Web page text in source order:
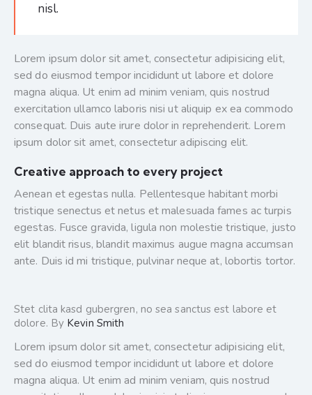
nisl.
Lorem ipsum dolor sit amet, consectetur adipisicing elit,
sed do eiusmod tempor incididunt ut labore et dolore
magna aliqua. Ut enim ad minim veniam, quis nostrud
exercitation ullamco laboris nisi ut aliquip ex ea commodo
consequat. Duis aute irure dolor in reprehenderit. Lorem
ipsum dolor sit amet, consectetur adipiscing elit.
Creative approach to every project
Aenean et egestas nulla. Pellentesque habitant morbi
tristique senectus et netus et malesuada fames ac turpis
egestas. Fusce gravida, ligula non molestie tristique, justo
elit blandit risus, blandit maximus augue magna accumsan
ante. Duis id mi tristique, pulvinar neque at, lobortis tortor.
Stet clita kasd gubergren, no sea sanctus est labore et
dolore. By Kevin Smith
Lorem ipsum dolor sit amet, consectetur adipisicing elit,
sed do eiusmod tempor incididunt ut labore et dolore
magna aliqua. Ut enim ad minim veniam, quis nostrud